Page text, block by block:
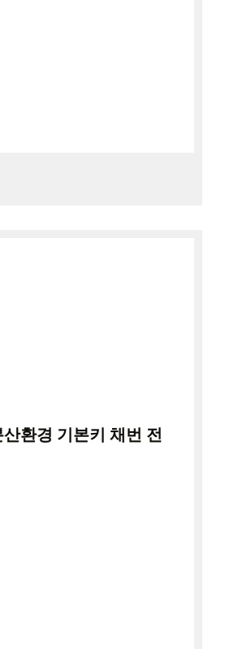
환경 기본키 채번 전